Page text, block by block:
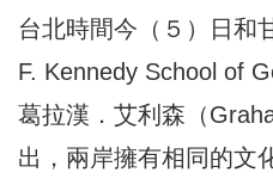
台北時間今（５）日和
F. Kennedy School of
葛拉漢．艾利森（
出，兩岸擁有相同的文